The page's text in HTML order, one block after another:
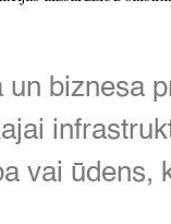
biznesa
vai ūdens,